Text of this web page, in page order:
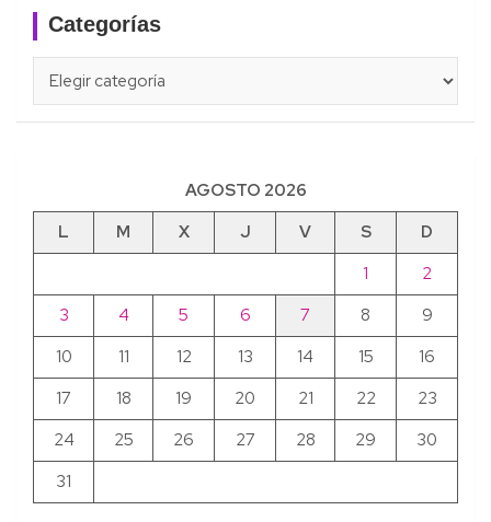
Categorías
AGOSTO 2026
L
M X J V S
D
1
2
3
4 5 6 7 8
9
10
11 12 13 14 15
16
17
18 19 20 21 22
23
24
25 26 27 28 29
30
31